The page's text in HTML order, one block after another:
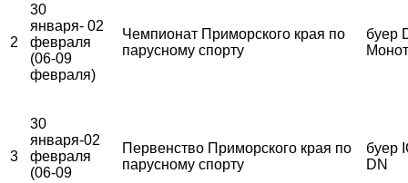
2
30
января- 02
февраля
(06-09
февраля)
Чемпионат Приморского края по
парусному спорту
буер
3
30
января-02
февраля
(06-09
Первенство Приморского края по
парусному спорту
буер
DN